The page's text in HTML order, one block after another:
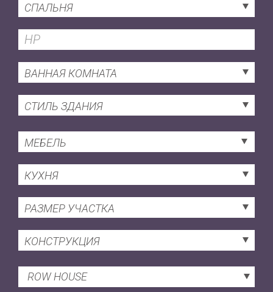
СПАЛЬНЯ
ВАННАЯ КОМНАТА
СТИЛЬ ЗДАНИЯ
МЕБЕЛЬ
КУХНЯ
РАЗМЕР УЧАСТКА
КОНСТРУКЦИЯ
ROW HOUSE